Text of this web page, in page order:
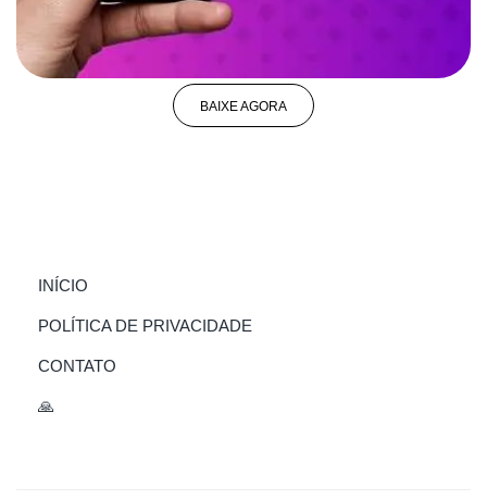
BAIXE AGORA
INÍCIO
POLÍTICA DE PRIVACIDADE
CONTATO
🙏